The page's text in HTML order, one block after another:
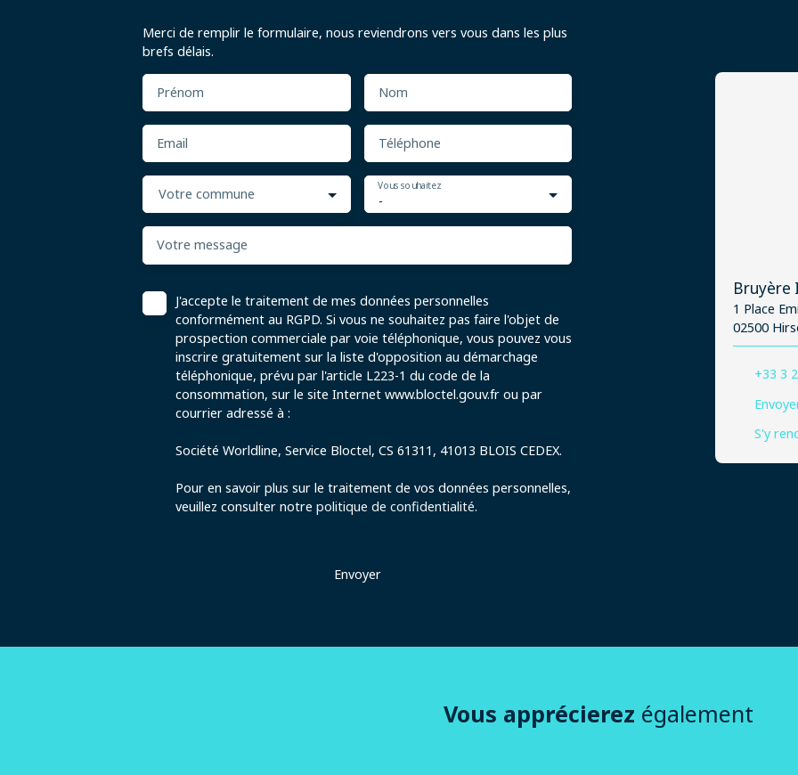
Merci de remplir le formulaire, nous reviendrons vers vous dans les plus
brefs délais.
Prénom Nom
Email Téléphone
Votre commune -
Vous souhaitez
Votre message
J'accepte le traitement de mes données personnelles
conformément au RGPD. Si vous ne souhaitez pas faire l'objet de
prospection commerciale par voie téléphonique, vous pouvez vous
inscrire gratuitement sur la liste d'opposition au démarchage
téléphonique, prévu par l'article L223-1 du code de la
consommation, sur le site Internet www.bloctel.gouv.fr ou par
courrier adressé à :
Société Worldline, Service Bloctel, CS 61311, 41013 BLOIS CEDEX.
Pour en savoir plus sur le traitement de vos données personnelles,
veuillez consulter notre politique de confidentialité.
Envoyer
Bruyère
1 Place
02500
+33 3
S'y
Vous apprécierez également